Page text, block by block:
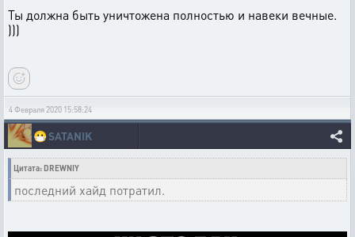
Ты должна быть уничтожена полностью и навеки вечные.
)))
4 Февраля 2020 15:58:24
😷SATANIK
Цитата: DREWNIY
последний хайд потратил.